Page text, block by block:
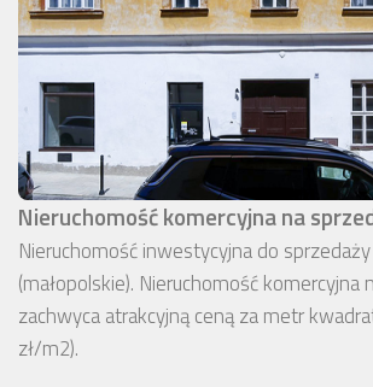
Nieruchomość komercyjna na
Nieruchomość inwestycyjna do
(małopolskie). Nieruchomość komercyjna
zachwyca atrakcyjną ceną za metr
zł/m2).